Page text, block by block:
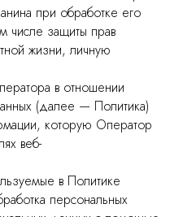
при обработке его
числе защиты прав
жизни, личную
в отношении
(далее — Политика)
которую Оператор
веб-
в Политике
персональных